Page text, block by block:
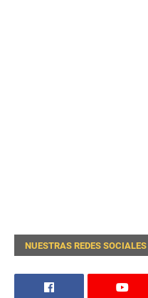
NUESTRAS REDES SOCIALES